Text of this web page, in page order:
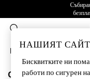
МОМИЧЕТА
HOLIDAY SHOP
Съжаляваме, но
НАШИЯТ
Бисквитките ни
работи по сигурен